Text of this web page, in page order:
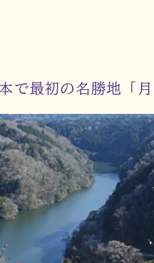
で最初の名勝地「